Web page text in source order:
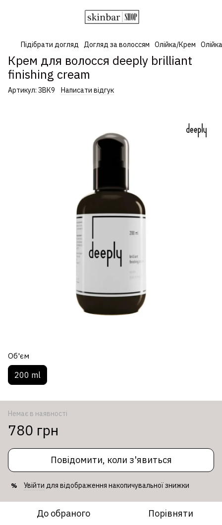
Підібрати догляд Догляд за волоссям Олійка/Крем
Крем для волосся deeply brilliant
finishing cream
Артикул: ЗВК9 Написати відгук
Об'єм
200 ml
Немає в наявності
780 грн
Повідомити, коли з'явиться
% Увійти для відображення накопичувальної знижки
До обраного Порівняти